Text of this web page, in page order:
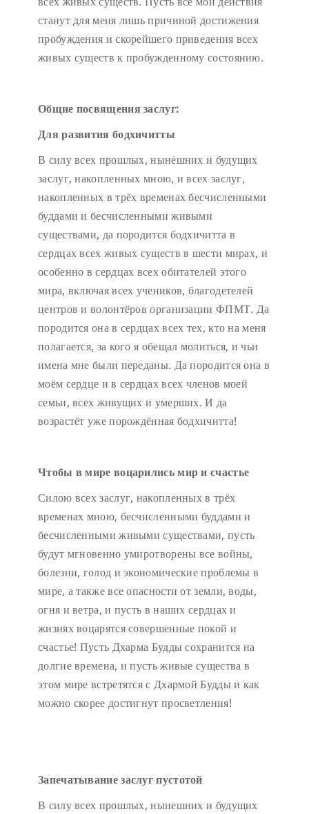
станут для меня лишь причиной достижения
пробуждения и скорейшего приведения всех
живых существ к пробужденному состоянию.
Общие посвящения заслуг:
Для развития бодхичитты
В силу всех прошлых, нынешних и будущих
заслуг, накопленных мною, и всех заслуг,
накопленных в трёх временах бесчисленными
буддами и бесчисленными живыми
существами, да породится бодхичитта в
сердцах всех живых существ в шести мирах, и
особенно в сердцах всех обитателей этого
мира, включая всех учеников, благодетелей
центров и волонтёров организации ФПМТ. Да
породится она в сердцах всех тех, кто на меня
полагается, за кого я обещал молиться, и чьи
имена мне были переданы. Да породится она в
моём сердце и в сердцах всех членов моей
семьи, всех живущих и умерших. И да
возрастёт уже порождённая бодхичитта!
Чтобы в мире воцарились мир и счастье
Силою всех заслуг, накопленных в трёх
временах мною, бесчисленными буддами и
бесчисленными живыми существами, пусть
будут мгновенно умиротворены все войны,
болезни, голод и экономические проблемы в
мире, а также все опасности от земли, воды,
огня и ветра, и пусть в наших сердцах и
жизнях воцарятся совершенные покой и
счастье! Пусть Дхарма Будды сохранится на
долгие времена, и пусть живые существа в
этом мире встретятся с Дхармой Будды и как
можно скорее достигнут просветления!
Запечатывание заслуг пустотой
В силу всех прошлых, нынешних и будущих